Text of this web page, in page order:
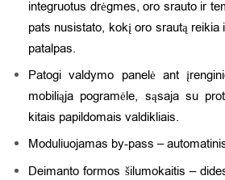
integruotus drėgmes, oro srauto ir
pats nusistato, kokį oro srautą reikia
patalpas.
Patogi valdymo panelė ant
mobiliąja pogramėle, sąsaja su
kitais papildomais valdikliais.
Moduliuojamas by-pass –
Deimanto formos šilumokaitis –